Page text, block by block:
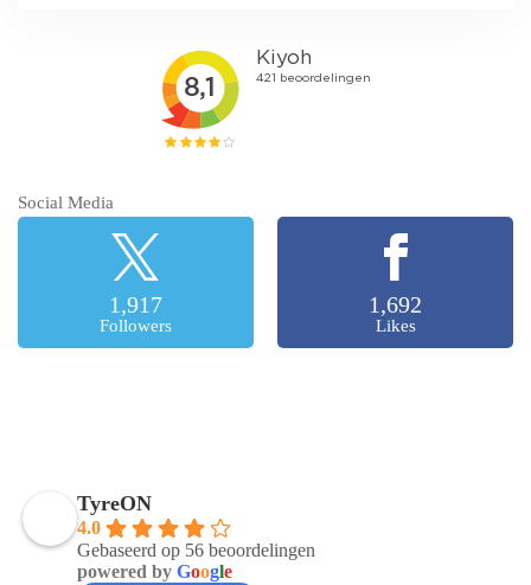
Social Media
1,917
Followers
1,692
Likes
TyreON
4.0
Gebaseerd op 56 beoordelingen
powered by Google